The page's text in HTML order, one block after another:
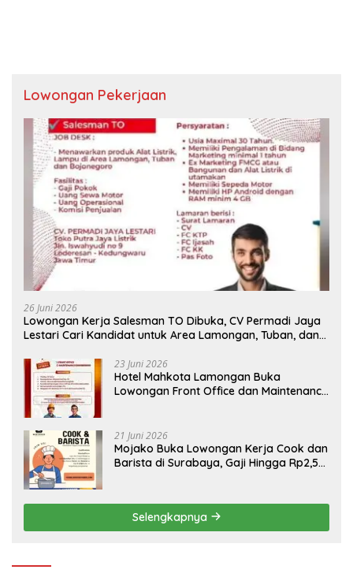
Lowongan Pekerjaan
26 Juni 2026
Lowongan Kerja Salesman TO Dibuka, CV Permadi Jaya
Lestari Cari Kandidat untuk Area Lamongan, Tuban, dan
23 Juni 2026
Hotel Mahkota Lamongan Buka
Lowongan Front Office dan Maintenance
21 Juni 2026
Mojako Buka Lowongan Kerja Cook dan
Barista di Surabaya, Gaji Hingga Rp2,5
Selengkapnya